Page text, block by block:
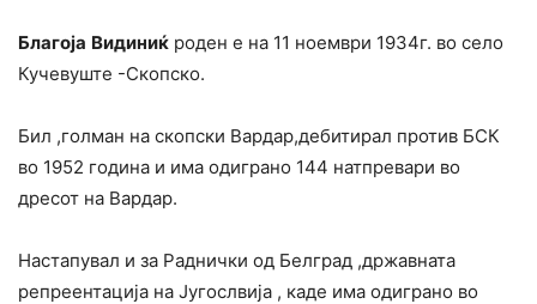
Благоја Видиниќ роден е на 11 ноември 1934г. во село
Кучевуште -Скопско.
Бил ,голман на скопски Вардар,дебитирал против БСК
во 1952 година и има одиграно 144 натпревари во
дресот на Вардар.
Настапувал и за Раднички од Белград ,државната
репреентација на Југослвија , каде има одиграно во